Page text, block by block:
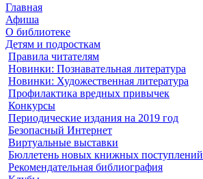
Главная
Афиша
О библиотеке
Детям и подросткам
Правила читателям
Новинки: Познавательная литература
Новинки: Художественная литература
Профилактика вредных привычек
Конкурсы
Периодические издания на 2019 год
Безопасный Интернет
Виртуальные выставки
Бюллетень новых книжных поступлений
Рекомендательная библиография